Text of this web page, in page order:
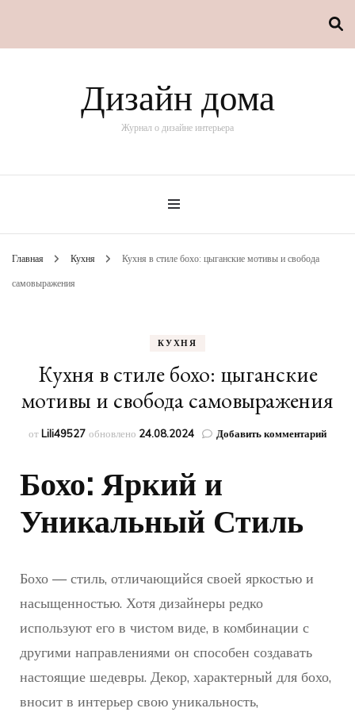
Дизайн дома
Журнал о дизайне интерьера
Главная Кухня Кухня в стиле бохо: цыганские мотивы и свобода
самовыражения
КУХНЯ
Кухня в стиле бохо: цыганские
мотивы и свобода самовыражения
от Lili49527 обновлено 24.08.2024 Добавить комментарийк
Бохо: Яркий и
Уникальный Стиль
Бохо — стиль, отличающийся своей яркостью и
насыщенностью. Хотя дизайнеры редко
используют его в чистом виде, в комбинации с
другими направлениями он способен создавать
настоящие шедевры. Декор, характерный для бохо,
вносит в интерьер свою уникальность,